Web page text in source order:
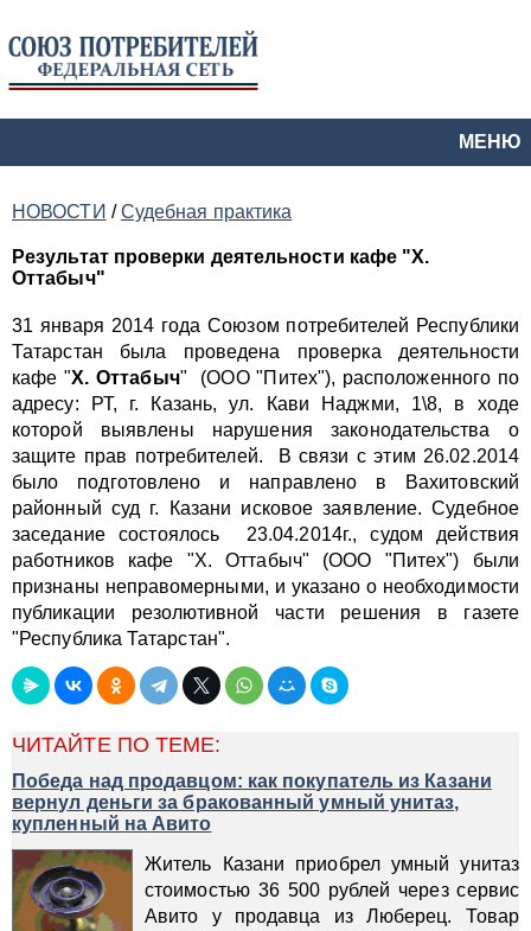
МЕНЮ
НОВОСТИ /Судебная практика
Результат проверки деятельности кафе "Х.
Оттабыч"
31 января 2014 года Союзом потребителей Республики
Татарстан была проведена проверка деятельности
кафе "Х. Оттабыч" (ООО "Питех"), расположенного по
адресу: РТ, г. Казань, ул. Кави Наджми, 1\8, в ходе
которой выявлены нарушения законодательства о
защите прав потребителей. В связи с этим 26.02.2014
было подготовлено и направлено в Вахитовский
районный суд г. Казани исковое заявление. Судебное
заседание состоялось 23.04.2014г., судом действия
работников кафе "Х. Оттабыч" (ООО "Питех") были
признаны неправомерными, и указано о необходимости
публикации резолютивной части решения в газете
"Республика Татарстан".
ЧИТАЙТЕ ПО ТЕМЕ:
Победа над продавцом: как покупатель из Казани
вернул деньги за бракованный умный унитаз,
купленный на Авито
Житель Казани приобрел умный унитаз
стоимостью 36 500 рублей через сервис
Авито у продавца из Люберец. Товар